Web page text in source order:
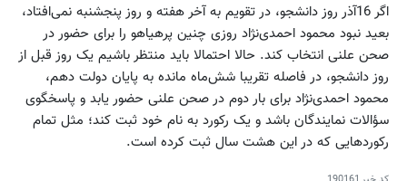
اگر 16آذر روز دانشجو، در تقویم به آخر هفته و روز پنجشنبه نمی‌افتاد،
بعید نبود محمود احمدی‌نژاد روزی چنین پرهیاهو را برای حضور در
صحن علنی انتخاب کند. حالا احتمالا باید منتظر باشیم یک روز قبل از
روز دانشجو، در فاصله تقریبا شش‌‌ماه مانده به پایان دولت دهم،
محمود احمدی‌نژاد برای بار دوم در صحن علنی حضور یابد و پاسخگوی
سؤالات نمایندگان باشد و یک رکورد به نام خود ثبت کند؛ مثل تمام
رکوردهایی که در این هشت سال ثبت کرده است.